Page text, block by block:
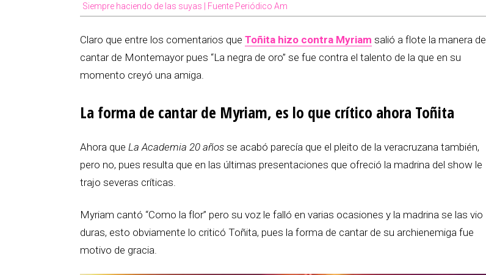
Siempre haciendo de las suyas | Fuente Periódico Am
Claro que entre los comentarios que Toñita hizo contra Myriam salió a flote la manera de
cantar de Montemayor pues “La negra de oro” se fue contra el talento de la que en su
momento creyó una amiga.
La forma de cantar de Myriam, es lo que crítico ahora Toñita
Ahora que La Academia 20 años se acabó parecía que el pleito de la veracruzana también,
pero no, pues resulta que en las últimas presentaciones que ofreció la madrina del show le
trajo severas críticas.
Myriam cantó “Como la flor” pero su voz le falló en varias ocasiones y la madrina se las vio
duras, esto obviamente lo criticó Toñita, pues la forma de cantar de su archienemiga fue
motivo de gracia.